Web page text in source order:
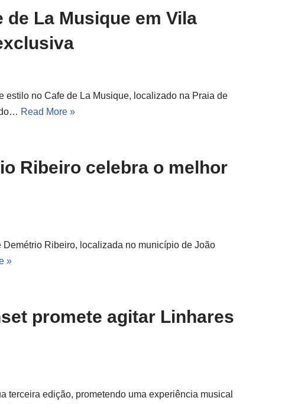
de La Musique em Vila
estilo no Cafe de La Musique, localizado na Praia de
Read More »
Ribeiro celebra o melhor
Ribeiro, localizada no município de João
»
promete agitar Linhares
terceira edição, prometendo uma experiência musical